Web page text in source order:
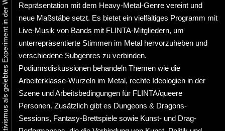
Repräsentation mit dem Heavy-Metal-Genre vereint und
neue Maßstäbe setzt. Es bietet ein vielfältiges Programm mit
Live-Musik von Bands mit FLINTA-Mitgliedern, um
unterrepräsentierte Stimmen im Metal hervorzuheben und
verschiedene Subgenres zu verbinden.
Podiumsdiskussionen behandeln Themen wie die
Arbeiterklasse-Wurzeln im Metal, rechte Ideologien in der
Szene und Arbeitsbedingungen für FLINTA/queere
Personen. Zusätzlich gibt es Dungeons & Dragons-
Sessions, Fantasy-Brettspiele sowie Kunst- und Drag-